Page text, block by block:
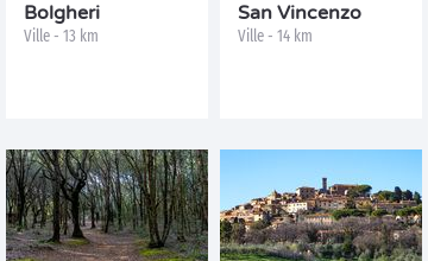
Bolgheri
Ville - 13 km
San Vincenzo
Ville - 14 km